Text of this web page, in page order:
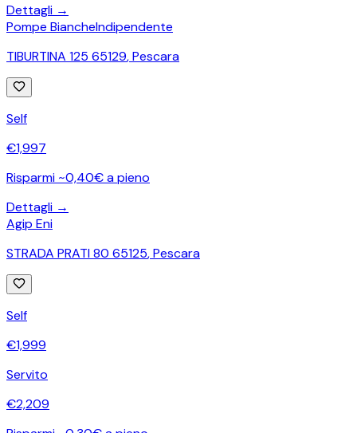
Dettagli →
Pompe BiancheIndipendente
TIBURTINA 125 65129,Pescara
Self
€1,997
Risparmi ~0,40€ a pieno
Dettagli →
Agip Eni
STRADA PRATI 80 65125,Pescara
Self
€1,999
Servito
€2,209